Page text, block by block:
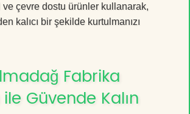
çevre dostu ürünler kullanarak,
kalıcı bir şekilde kurtulmanızı
Fabrika
Güvende Kalın